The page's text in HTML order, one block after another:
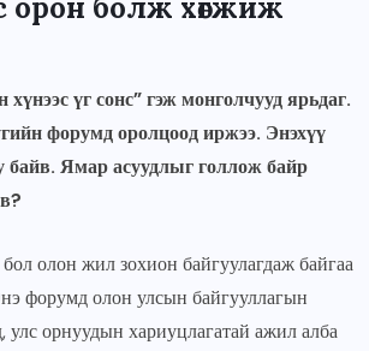
орон болж хөгжиж
үг сонс” гэж монголчууд ярьдаг.
форумд оролцоод иржээ. Энэхүү
байв. Ямар асуудлыг голлож байр
олон жил зохион байгуулагдаж байгаа
форумд олон улсын байгууллагын
улс орнуудын хариуцлагатай ажил алба